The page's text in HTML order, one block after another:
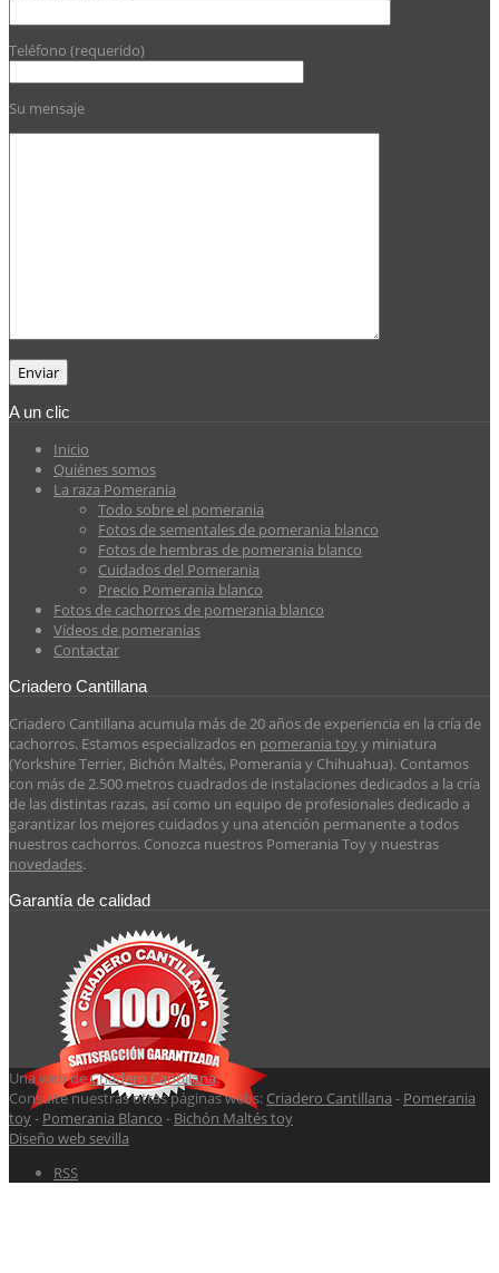
Teléfono (requerido)
Su mensaje
A un clic
Inicio
Quiénes somos
La raza Pomerania
Todo sobre el pomerania
Fotos de sementales de pomerania blanco
Fotos de hembras de pomerania blanco
Cuidados del Pomerania
Precio Pomerania blanco
Fotos de cachorros de pomerania blanco
Vídeos de pomeranias
Contactar
Criadero Cantillana
Criadero Cantillana acumula más de 20 años de experiencia en la cría de
cachorros. Estamos especializados en pomerania toyy miniatura
(Yorkshire Terrier, Bichón Maltés, Pomerania y Chihuahua). Contamos
con más de 2.500 metros cuadrados de instalaciones dedicados a la cría
de las distintas razas, así como un equipo de profesionales dedicado a
garantizar los mejores cuidados y una atención permanente a todos
nuestros cachorros. Conozca nuestros Pomerania Toy y nuestras
novedades.
Garantía de calidad
Una web deCriadero Cantillana.
Consulte nuestras otras páginas webs: Criadero Cantillana - Pomerania
toy- Pomerania Blanco - Bichón Maltés toy
Diseño web sevilla
RSS